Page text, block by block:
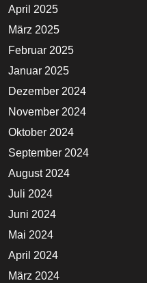
April 2025
März 2025
Februar 2025
Januar 2025
Dezember 2024
November 2024
Oktober 2024
September 2024
August 2024
Juli 2024
Juni 2024
Mai 2024
April 2024
März 2024